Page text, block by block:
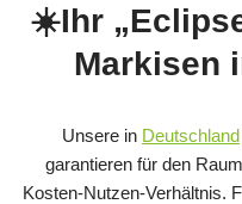
☀️Ihr
Markisen
Unsere in Deutschland
garantieren für den
Kosten-Nutzen-Verhältnis.